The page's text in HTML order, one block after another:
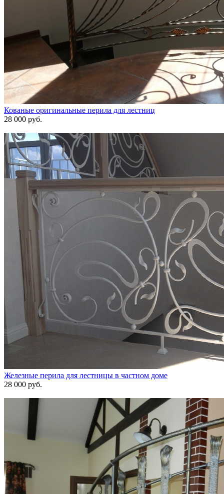
Кованые оригинальные перила для лестниц
28 000 руб.
Железные перила для лестницы в частном доме
28 000 руб.